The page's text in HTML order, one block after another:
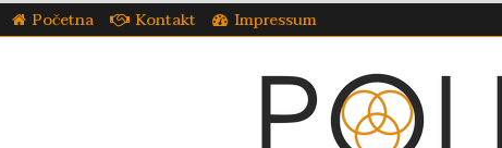
Početna Kontakt Impressum